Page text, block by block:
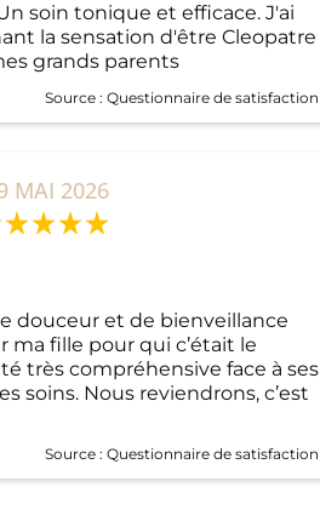
soin tonique et efficace. J'ai
la sensation d'être Cleopatre
grands parents
Source : Questionnaire de satisfaction
MAI 2026
douceur et de bienveillance
ma fille pour qui c’était le
très compréhensive face à ses
soins. Nous reviendrons, c’est
Source : Questionnaire de satisfaction